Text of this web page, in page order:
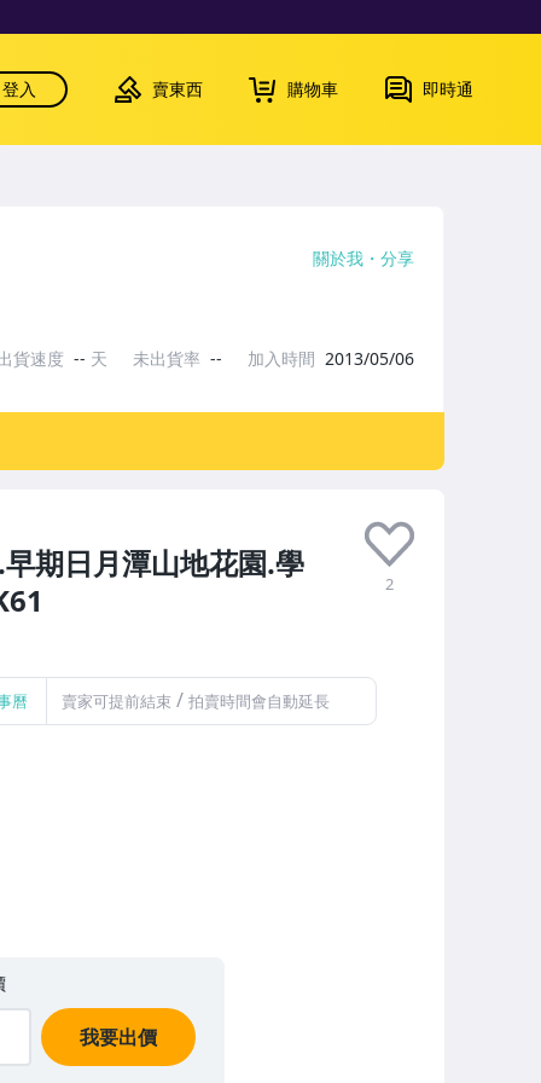
登入 賣東西 購物車 即時通
期日月潭山地花園.學
2
曆 賣家可提前結束 / 拍賣時間會自動延長
我要出價
關於我 分享
貨速度 -- 天 未出貨率 -- 加入時間 2013/05/06